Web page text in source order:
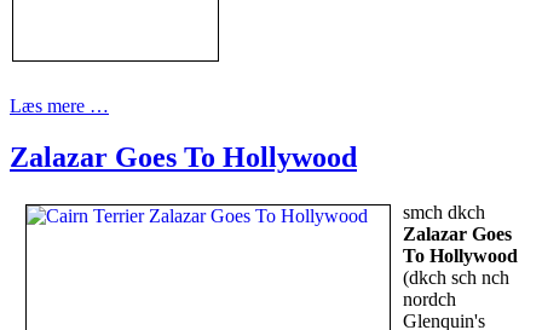
Læs mere …
Zalazar Goes To Hollywood
smch dkch
Zalazar Goes
To Hollywood
(dkch sch nch
nordch
Glenquin's